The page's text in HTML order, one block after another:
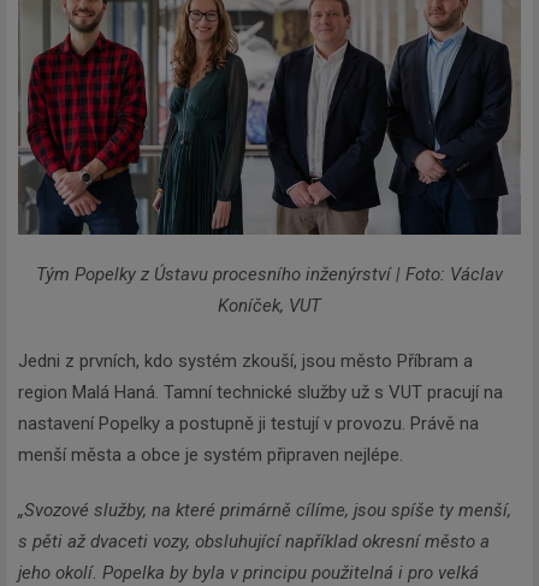
Tým Popelky z Ústavu procesního inženýrství | Foto: Václav
Koníček, VUT
Jedni z prvních, kdo systém zkouší, jsou město Příbram a
region Malá Haná. Tamní technické služby už s VUT pracují na
nastavení Popelky a postupně ji testují v provozu. Právě na
menší města a obce je systém připraven nejlépe.
„Svozové služby, na které primárně cílíme, jsou spíše ty menší,
s pěti až dvaceti vozy, obsluhující například okresní město a
jeho okolí. Popelka by byla v principu použitelná i pro velká